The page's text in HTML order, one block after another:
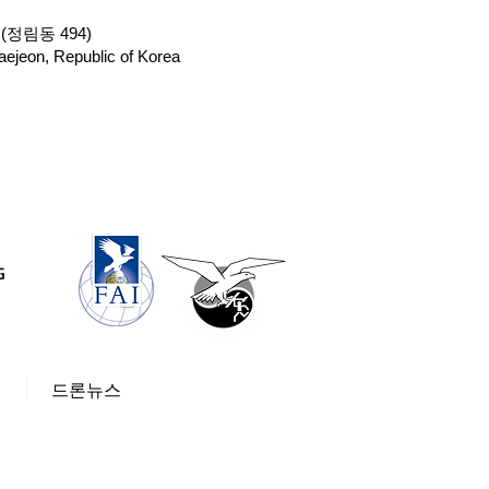
정림동 494)
Republic of Korea
드론뉴스